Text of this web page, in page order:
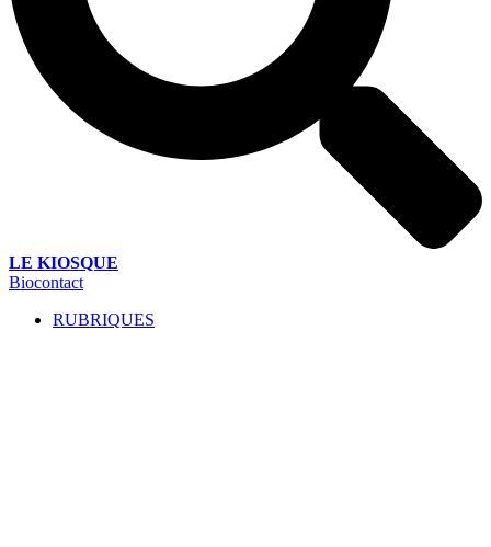
LE KIOSQUE
Biocontact
RUBRIQUES